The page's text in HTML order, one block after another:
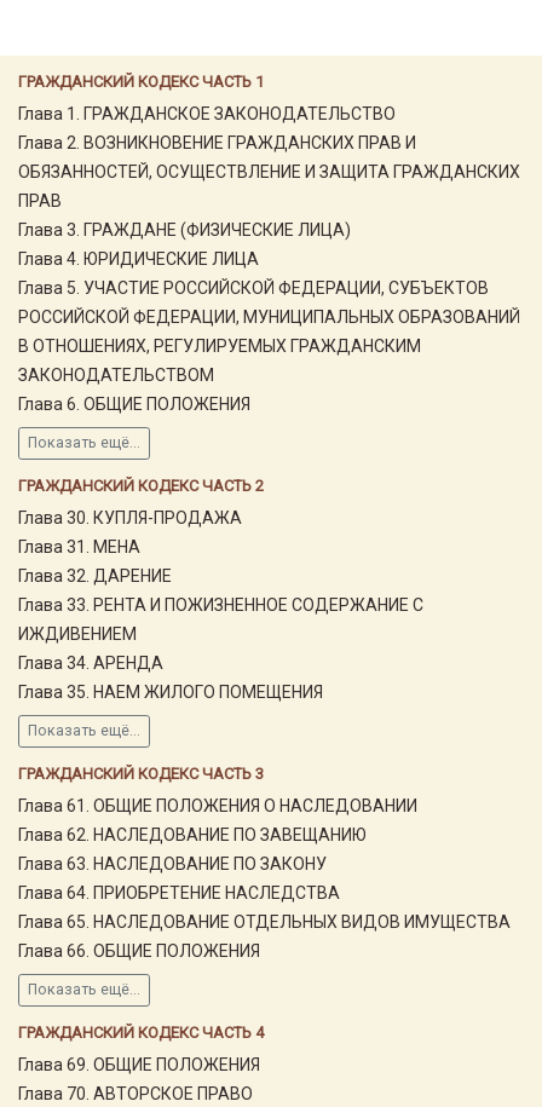
ГРАЖДАНСКИЙ КОДЕКС ЧАСТЬ 1
Глава 1. ГРАЖДАНСКОЕ ЗАКОНОДАТЕЛЬСТВО
Глава 2. ВОЗНИКНОВЕНИЕ ГРАЖДАНСКИХ ПРАВ И
ОБЯЗАННОСТЕЙ, ОСУЩЕСТВЛЕНИЕ И ЗАЩИТА ГРАЖДАНСКИХ
ПРАВ
Глава 3. ГРАЖДАНЕ (ФИЗИЧЕСКИЕ ЛИЦА)
Глава 4. ЮРИДИЧЕСКИЕ ЛИЦА
Глава 5. УЧАСТИЕ РОССИЙСКОЙ ФЕДЕРАЦИИ, СУБЪЕКТОВ
РОССИЙСКОЙ ФЕДЕРАЦИИ, МУНИЦИПАЛЬНЫХ ОБРАЗОВАНИЙ
В ОТНОШЕНИЯХ, РЕГУЛИРУЕМЫХ ГРАЖДАНСКИМ
ЗАКОНОДАТЕЛЬСТВОМ
Глава 6. ОБЩИЕ ПОЛОЖЕНИЯ
Показать ещё...
ГРАЖДАНСКИЙ КОДЕКС ЧАСТЬ 2
Глава 30. КУПЛЯ-ПРОДАЖА
Глава 31. МЕНА
Глава 32. ДАРЕНИЕ
Глава 33. РЕНТА И ПОЖИЗНЕННОЕ СОДЕРЖАНИЕ С
ИЖДИВЕНИЕМ
Глава 34. АРЕНДА
Глава 35. НАЕМ ЖИЛОГО ПОМЕЩЕНИЯ
Показать ещё...
ГРАЖДАНСКИЙ КОДЕКС ЧАСТЬ 3
Глава 61. ОБЩИЕ ПОЛОЖЕНИЯ О НАСЛЕДОВАНИИ
Глава 62. НАСЛЕДОВАНИЕ ПО ЗАВЕЩАНИЮ
Глава 63. НАСЛЕДОВАНИЕ ПО ЗАКОНУ
Глава 64. ПРИОБРЕТЕНИЕ НАСЛЕДСТВА
Глава 65. НАСЛЕДОВАНИЕ ОТДЕЛЬНЫХ ВИДОВ ИМУЩЕСТВА
Глава 66. ОБЩИЕ ПОЛОЖЕНИЯ
Показать ещё...
ГРАЖДАНСКИЙ КОДЕКС ЧАСТЬ 4
Глава 69. ОБЩИЕ ПОЛОЖЕНИЯ
Глава 70. АВТОРСКОЕ ПРАВО